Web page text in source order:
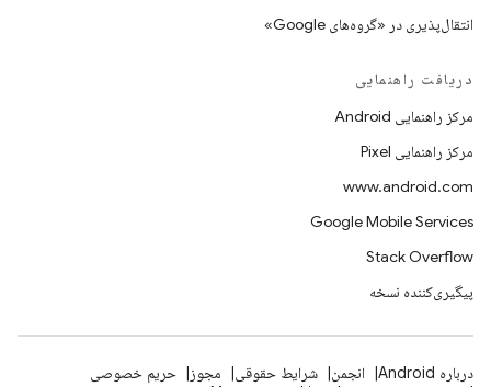
انتقال‌پذیری در «گروه‌های Google»
دریافت راهنمایی
مرکز راهنمایی Android
مرکز راهنمایی Pixel
www.android.com
Google Mobile Services
Stack Overflow
پیگیری‌کننده نسخه
درباره Android انجمن شرایط حقوقی مجوز
حریم خصوصی